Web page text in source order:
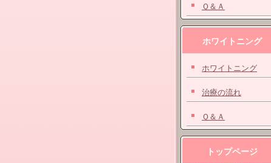
Ｑ＆Ａ
ホワイトニング
ホワイトニング
治療の流れ
Ｑ＆Ａ
トップページ